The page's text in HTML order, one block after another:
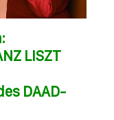
LISZT
DAAD-